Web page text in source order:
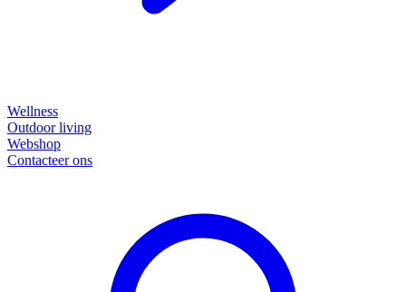
Wellness
Outdoor living
Webshop
Contacteer ons